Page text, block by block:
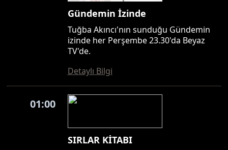
Gündemin İzinde
Tuğba Akıncı'nın sunduğu Gündemin
izinde her Perşembe 23.30'da Beyaz
TV'de.
Detaylı Bilgi
01:00
SIRLAR KİTABI